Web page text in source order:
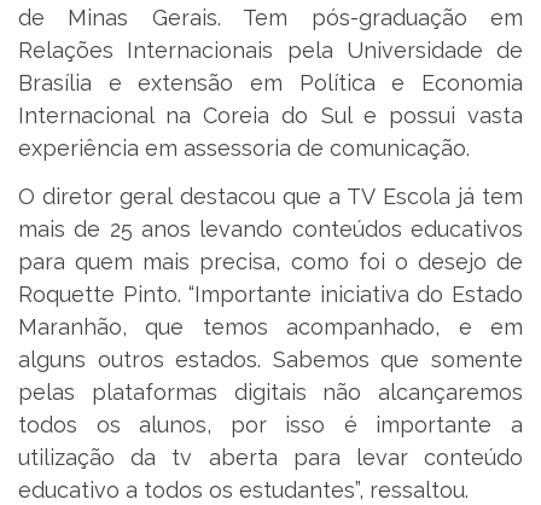
de Minas Gerais. Tem pós-graduação em
Relações Internacionais pela Universidade de
Brasília e extensão em Política e Economia
Internacional na Coreia do Sul e possui vasta
experiência em assessoria de comunicação.
O diretor geral destacou que a TV Escola já tem
mais de 25 anos levando conteúdos educativos
para quem mais precisa, como foi o desejo de
Roquette Pinto. “Importante iniciativa do Estado
Maranhão, que temos acompanhado, e em
alguns outros estados. Sabemos que somente
pelas plataformas digitais não alcançaremos
todos os alunos, por isso é importante a
utilização da tv aberta para levar conteúdo
educativo a todos os estudantes”, ressaltou.